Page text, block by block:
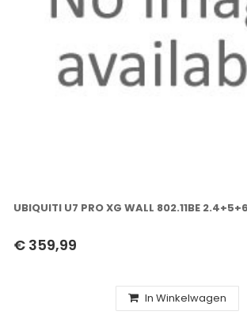
UBIQUITI U7 PRO XG WALL 802.11BE
€ 359,99
In Winkelwagen